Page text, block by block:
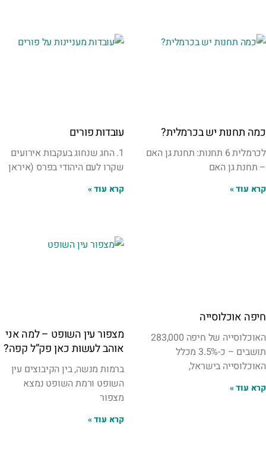
כמה תחנות יש בכרמלית?
לכרמלית 6 תחנות: תחנת גן האם
– תחנת גן האם
קרא עוד »
עובדות פורים
1. החג שנחוג בעקבות אירועים
שקרו לעם היהודי בפרס (איראן
קרא עוד »
חיפה אוכלוסייה
האוכלוסייה של חיפה 283,000
תושבים – כ-3.5% מכלל
האוכלוסייה בישראל,
קרא עוד »
מצפור עין השופט – למה אני
אוהב לעשות כאן פק”ל קפה?
ברמות מנשה, בין הקיבוצים עין
השופט ורמת השופט נמצא
מצפור
קרא עוד »